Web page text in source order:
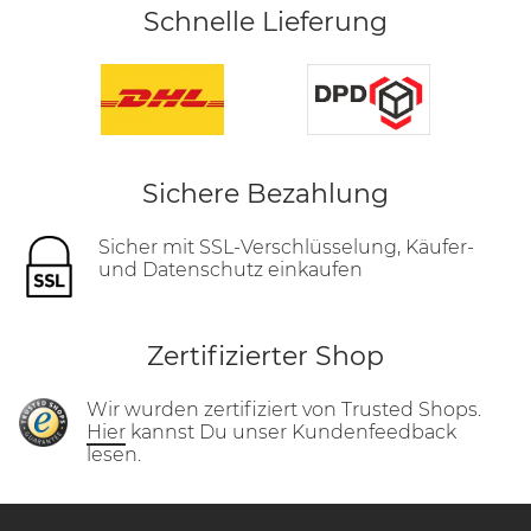
Schnelle Lieferung
Sichere Bezahlung
Sicher mit SSL-Verschlüsselung, Käufer-
und Datenschutz einkaufen
Zertifizierter Shop
Wir wurden zertifiziert von Trusted Shops.
Hier kannst Du unser Kundenfeedback
lesen.